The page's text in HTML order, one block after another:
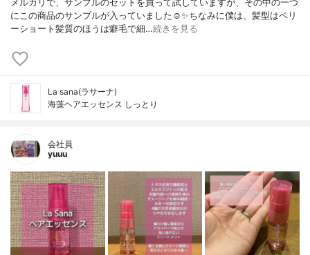
メルカリで、サンプルのセットを買って試していますが、その中の一つ
にこの商品のサンプルが入っていました☺️✨ちなみに僕は、髪型はベリ
ーショート髪質のほうは癖毛で細…続きを見る
La sana(ラサーナ)
海藻ヘアエッセンス しっとり
会社員
yuuu